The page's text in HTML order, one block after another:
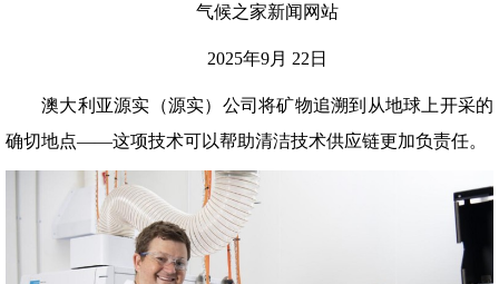
气候之家新闻网站
2025年9月 22日
澳大利亚源实（源实）公司将矿物追溯到从地球上开采的
确切地点——这项技术可以帮助清洁技术供应链更加负责任。